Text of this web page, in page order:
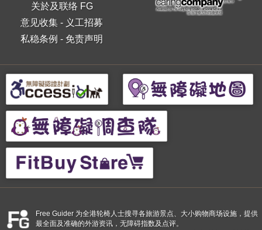
关於及联络 FG
意见收集 - 义工招募
私稳条例 - 免责声明
Free Guider 为全港轮椅人士搜寻各旅游景点、大小购物商场设施，提供
最全面及准确的外游资讯，无障碍指数及点评。